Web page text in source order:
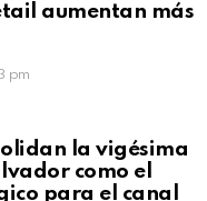
aumentan más
pm
la vigésima
como el
para el canal